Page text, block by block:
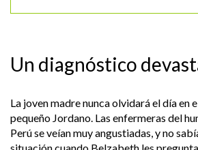
Un diagnóstico
La joven madre nunca olvidará el día en
pequeño Jordano. Las enfermeras del
Perú se veían muy angustiadas, y no